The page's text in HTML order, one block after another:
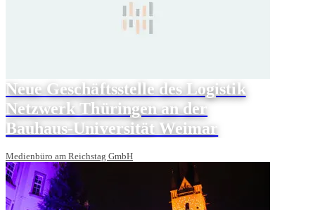
Neue Geschäftsstelle des Logistik
Netzwerk Thüringen an der
Bauhaus-Universität Weimar
Medienbüro am Reichstag GmbH